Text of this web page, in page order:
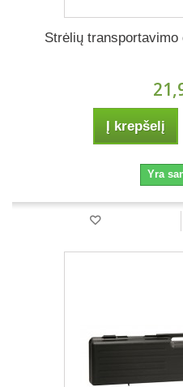
Strėlių
Į krepšelį
Yra